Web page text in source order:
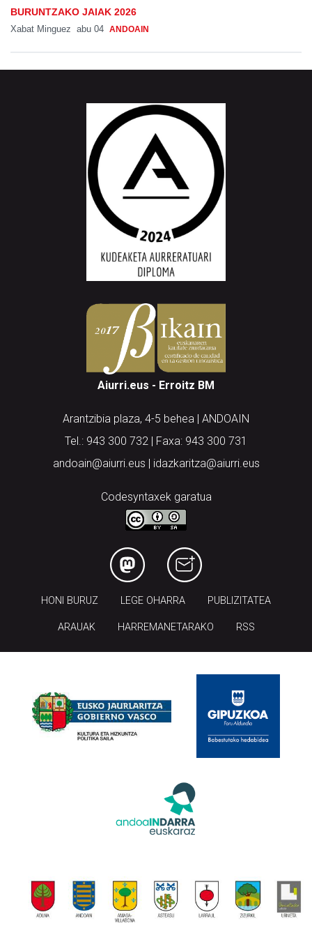
BURUNTZAKO JAIAK 2026
Xabat Minguez abu 04 ANDOAIN
Aiurri.eus - Erroitz BM
Arantzibia plaza, 4-5 behea | ANDOAIN
Tel.: 943 300 732 | Faxa: 943 300 731
andoain@aiurri.eus | idazkaritza@aiurri.eus
Codesyntaxek garatua
HONI BURUZ LEGE OHARRA PUBLIZITATEA
ARAUAK HARREMANETARAKO RSS